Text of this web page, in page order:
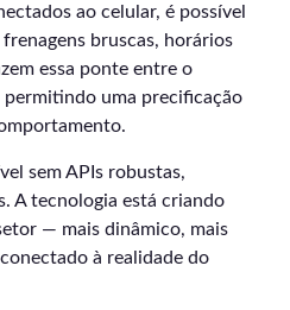
ao celular, é possível
bruscas, horários
essa ponte entre o
permitindo uma precificação
sem APIs robustas,
A tecnologia está criando
— mais dinâmico, mais
à realidade do